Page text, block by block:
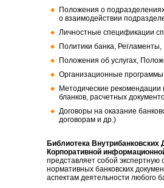
Положения о
о взаимодействии
Личностные спецификации
Политики банка,
Положения об услугах,
Организационные
Методические
бланков, расчетных
Договоры на оказание
договорам и др.)
Библиотека
Корпоративной
представляет собой экспертную
нормативных банковских
аспектам деятельности любого